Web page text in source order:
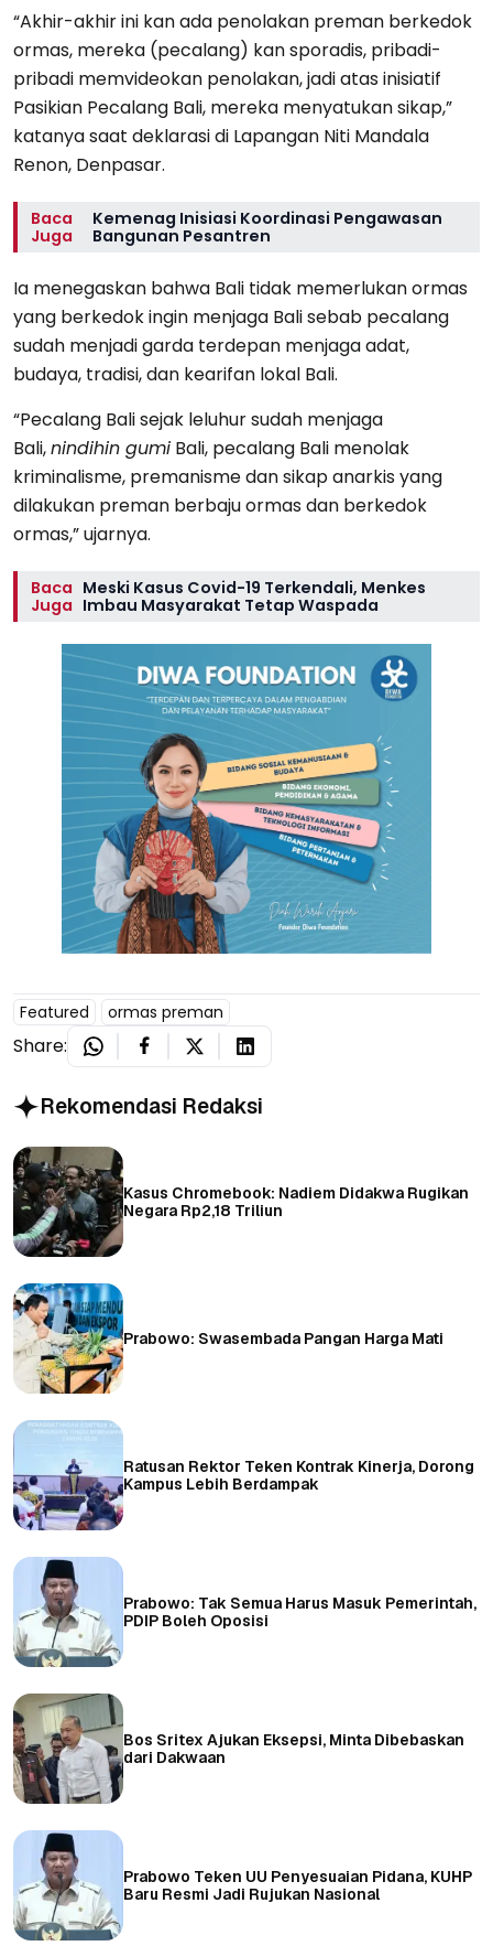
“Akhir-akhir ini kan ada penolakan preman berkedok
ormas, mereka (pecalang) kan sporadis, pribadi-
pribadi memvideokan penolakan, jadi atas inisiatif
Pasikian Pecalang Bali, mereka menyatukan sikap,”
katanya saat deklarasi di Lapangan Niti Mandala
Renon, Denpasar.
Baca
Juga
Kemenag Inisiasi Koordinasi Pengawasan
Bangunan Pesantren
Ia menegaskan bahwa Bali tidak memerlukan ormas
yang berkedok ingin menjaga Bali sebab pecalang
sudah menjadi garda terdepan menjaga adat,
budaya, tradisi, dan kearifan lokal Bali.
“Pecalang Bali sejak leluhur sudah menjaga
Bali,nindihin gumi Bali, pecalang Bali menolak
kriminalisme, premanisme dan sikap anarkis yang
dilakukan preman berbaju ormas dan berkedok
ormas,” ujarnya.
Baca
Juga
Meski Kasus Covid-19 Terkendali, Menkes
Imbau Masyarakat Tetap Waspada
Featured ormas preman
Share:
Rekomendasi Redaksi
Kasus Chromebook: Nadiem Didakwa Rugikan
Negara Rp2,18 Triliun
Prabowo: Swasembada Pangan Harga Mati
Ratusan Rektor Teken Kontrak Kinerja, Dorong
Kampus Lebih Berdampak
Prabowo: Tak Semua Harus Masuk Pemerintah,
PDIP Boleh Oposisi
Bos Sritex Ajukan Eksepsi, Minta Dibebaskan
dari Dakwaan
Prabowo Teken UU Penyesuaian Pidana, KUHP
Baru Resmi Jadi Rujukan Nasional